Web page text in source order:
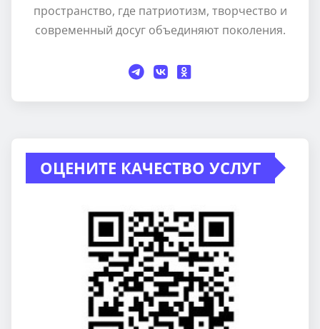
пространство, где патриотизм, творчество и
современный досуг объединяют поколения.
ОЦЕНИТЕ КАЧЕСТВО УСЛУГ